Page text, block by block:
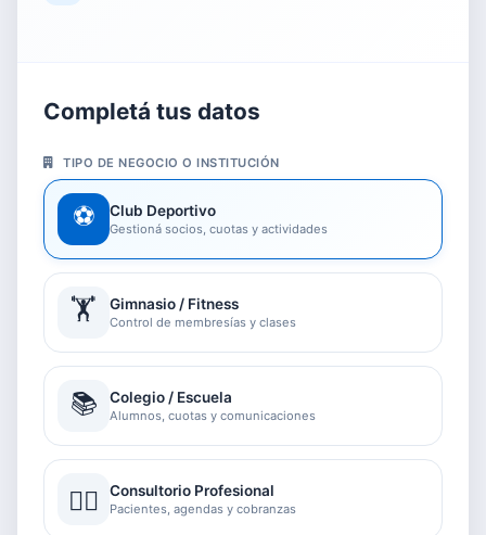
Completá tus datos
TIPO DE NEGOCIO O INSTITUCIÓN
⚽ Club Deportivo
Gestioná socios, cuotas y actividades
🏋️ Gimnasio / Fitness
Control de membresías y clases
📚 Colegio / Escuela
Alumnos, cuotas y comunicaciones
👨‍⚕️ Consultorio Profesional
Pacientes, agendas y cobranzas